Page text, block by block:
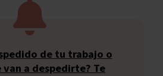
de tu trabajo o
van a despedirte? Te